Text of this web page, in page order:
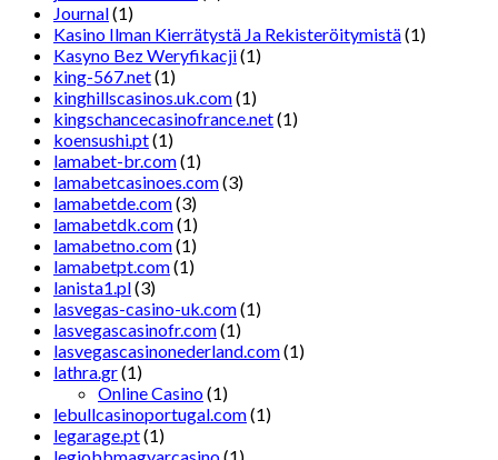
Journal(1)
Kasino Ilman Kierrätystä Ja Rekisteröitymistä(1)
Kasyno Bez Weryfikacji(1)
king-567.net(1)
kinghillscasinos.uk.com(1)
kingschancecasinofrance.net(1)
koensushi.pt(1)
lamabet-br.com(1)
lamabetcasinoes.com(3)
lamabetde.com(3)
lamabetdk.com(1)
lamabetno.com(1)
lamabetpt.com(1)
lanista1.pl(3)
lasvegas-casino-uk.com(1)
lasvegascasinofr.com(1)
lasvegascasinonederland.com(1)
lathra.gr(1)
Online Casino(1)
lebullcasinoportugal.com(1)
legarage.pt(1)